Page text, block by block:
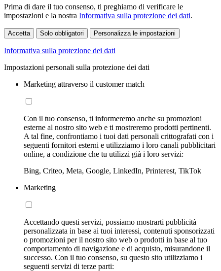
Prima di dare il tuo consenso, ti preghiamo di verificare le
impostazioni e la nostra Informativa sulla protezione dei dati.
Accetta Solo obbligatori Personalizza le impostazioni
Informativa sulla protezione dei dati
Impostazioni personali sulla protezione dei dati
Marketing attraverso il customer match
Con il tuo consenso, ti informeremo anche su promozioni
esterne al nostro sito web e ti mostreremo prodotti pertinenti.
A tal fine, confrontiamo i tuoi dati personali crittografati con i
seguenti fornitori esterni e utilizziamo i loro canali pubblicitari
online, a condizione che tu utilizzi già i loro servizi:
Bing, Criteo, Meta, Google, LinkedIn, Printerest, TikTok
Marketing
Accettando questi servizi, possiamo mostrarti pubblicità
personalizzata in base ai tuoi interessi, contenuti sponsorizzati
o promozioni per il nostro sito web o prodotti in base al tuo
comportamento di navigazione e di acquisto, misurandone il
successo. Con il tuo consenso, su questo sito utilizziamo i
seguenti servizi di terze parti: